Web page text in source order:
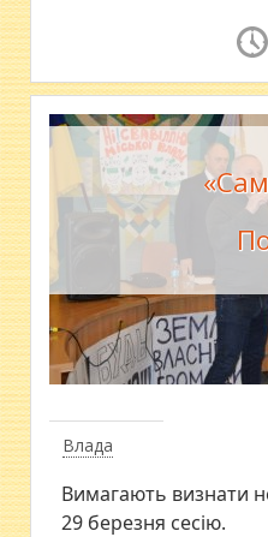
Влада
Вимагають визнати
29 березня сесію.